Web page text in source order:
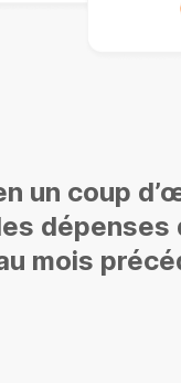
un coup
dépenses
mois